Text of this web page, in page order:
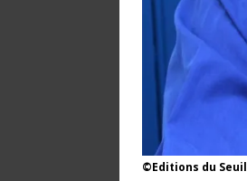
©Editions du Seuil